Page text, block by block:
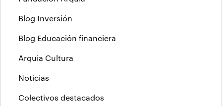
Blog Inversión
Blog Educación financiera
Arquia Cultura
Noticias
Colectivos destacados